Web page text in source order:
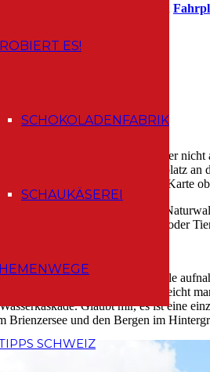
ES!
SCHOKOLADENFABRIK
SCHAUKÄSEREI
SCHWEIZ
fahren möchten, gibt es einen
auf dem Parkplatz gelassen. Aber
es einen „improvisierten“ Parkplatz
zu den Wasserfällen (siehe Karte
Giessbach seit 2025 Teil eines
Mitnehmen von Pflanzen und/oder
der Aussicht auf die Wasserfälle
geeignet). Sehr bald erreicht
Glaubt mir, es ist eine
Brienzersee und den Bergen im